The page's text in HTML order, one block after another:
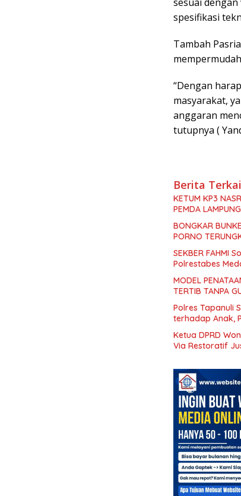
spesifikasi
Tambah
“Dengan
masyarakat,
anggaran
tutupnya (
Berita
KETUM KP3
PEMDA
BONGKAR
PORNO
SEKBER FAHMI
Polrestabes
MODEL
TERTIB TANPA
Polres Tapanuli
terhadap Anak,
Ketua DPRD
Via Restoratif